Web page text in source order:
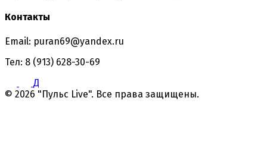
Контакты
Email: puran69@yandex.ru
Тел: 8 (913) 628-30-69
Д
© 2026 "Пульс Live". Все права защищены.